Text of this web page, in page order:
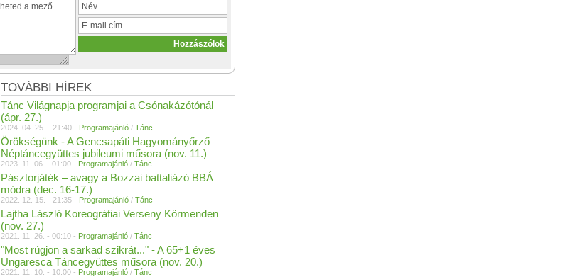
TOVÁBBI HÍREK
Tánc Világnapja programjai a Csónakázótónál
(ápr. 27.)
2024. 04. 25. - 21:40 - Programajánló / Tánc
Örökségünk - A Gencsapáti Hagyományőrző
Néptáncegyüttes jubileumi műsora (nov. 11.)
2023. 11. 06. - 01:00 - Programajánló / Tánc
Pásztorjáték – avagy a Bozzai battaliázó BBÁ
módra (dec. 16-17.)
2022. 12. 15. - 21:35 - Programajánló / Tánc
Lajtha László Koreográfiai Verseny Körmenden
(nov. 27.)
2021. 11. 26. - 00:10 - Programajánló / Tánc
"Most rúgjon a sarkad szikrát..." - A 65+1 éves
Ungaresca Táncegyüttes műsora (nov. 20.)
2021. 11. 10. - 10:00 - Programajánló / Tánc